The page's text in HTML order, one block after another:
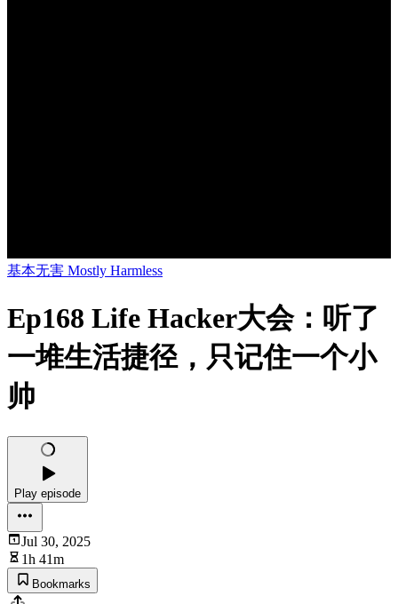
基本无害 Mostly Harmless
Ep168 Life Hacker大会：听了
一堆生活捷径，只记住一个小
帅
Play episode
Jul 30, 2025
1h 41m
Bookmarks